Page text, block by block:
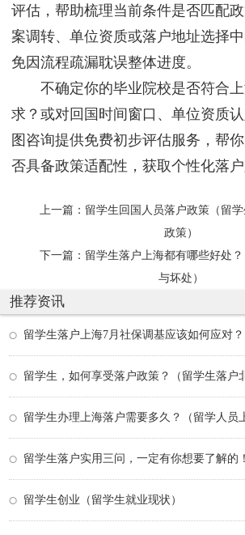
评估，帮助梳理当前条件是否匹配
案调转、单位资质或落户地址选择
免因流程疏漏耽误整体进度。
不确定你的毕业院校是否符合上
求？或对回国时间窗口、单位资质
图咨询提供免费初步评估服务，帮
否具备政策适配性，获取个性化落户
上一篇： 留学生回国人员落户政策（留
政策）
下一篇： 留学生落户上海都有哪些好处
与坏处）
推荐资讯
留学生，如何享受落户政策？（留学生落户
留学生办理上海落户需要多久？（留学人员
留学生创业（留学生就业现状）